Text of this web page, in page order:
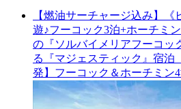
【燃油サーチャージ込み】
遊♪フーコック3泊+ホーチミ
の『ソルバイメリアフーコッ
る『マジェスティック』宿泊
発】フーコック＆ホーチミン4